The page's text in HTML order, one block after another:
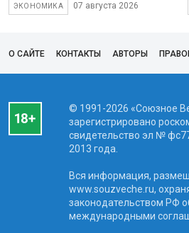
ЭКОНОМИКА 07 августа 2026
О САЙТЕ КОНТАКТЫ АВТОРЫ
© 1991-2026 «Союзное
зарегистрировано
свидетельство эл №
2013 года.
Вся информация,
www.souzveche.ru,
законодательством РФ
международными